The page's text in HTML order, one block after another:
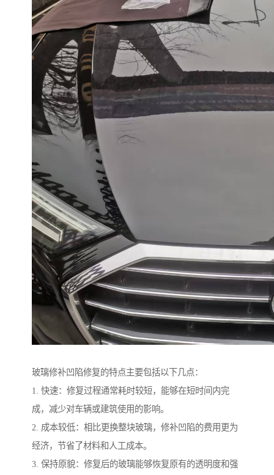
玻璃修补凹陷修复的特点主要包括以下几点：
1. 快速：修复过程通常耗时较短，能够在短时间内完
成，减少对车辆或建筑使用的影响。
2. 成本较低：相比更换整块玻璃，修补凹陷的费用更为
经济，节省了材料和人工成本。
3. 保持原貌：修复后的玻璃能够恢复原有的透明度和强